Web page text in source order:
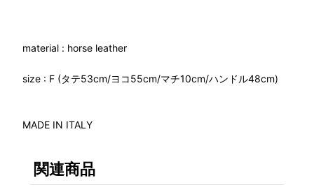
material : horse leather
size : F (タテ53cm/ヨコ55cm/マチ10cm/ハンドル48cm)
MADE IN ITALY
関連商品